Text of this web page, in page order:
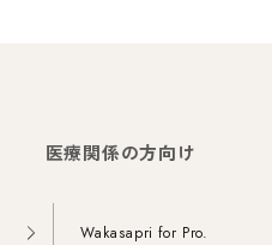
医療関係の方向け
Wakasapri for Pro.